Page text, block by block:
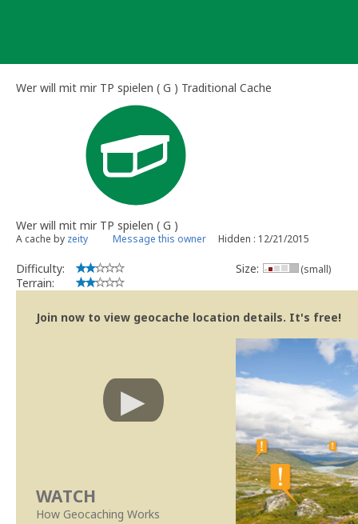
Wer will mit mir TP spielen ( G ) Traditional Cache
Wer will mit mir TP spielen ( G )
A cache by zeity Message this owner Hidden : 12/21/2015
Difficulty:
Terrain:
Size: (small)
Join now to view geocache location details. It's free!
WATCH
How Geocaching Works